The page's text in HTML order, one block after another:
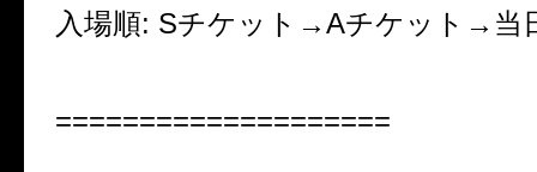
入場順: Sチケット→Aチケット→当
====================